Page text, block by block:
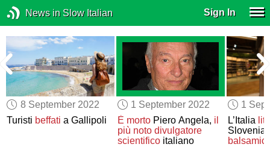
News in Slow Italian Sign In
8 September 2022
Turisti beffati a Gallipoli
1 September 2022
È mortoPiero Angela, il
più noto divulgatore
scientificoitaliano
1
L’Italia
Slovenia